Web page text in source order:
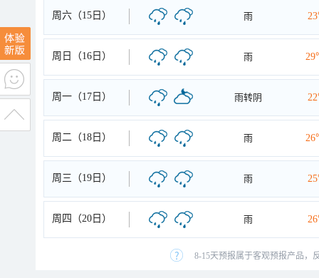
周六（15日） 雨
周日（16日） 雨
周一（17日） 雨转阴
周二（18日） 雨
周三（19日） 雨
周四（20日） 雨
8-15天预报属于客观预报产品，